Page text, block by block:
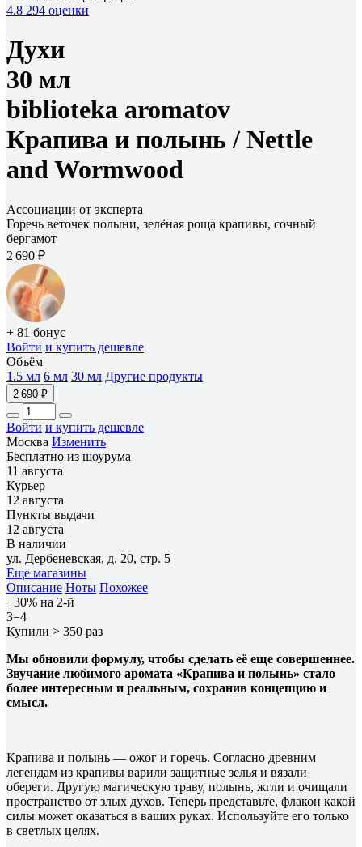
4.8 294 оценки
Духи
30 мл
biblioteka aromatov
Крапива и полынь / Nettle
and Wormwood
Ассоциации от эксперта
Горечь веточек полыни, зелёная роща крапивы, сочный
бергамот
2 690 ₽
+ 81 бонус
Войти и купить дешевле
Объём
1.5 мл 6 мл 30 мл Другие продукты
2 690 ₽
Войти и купить дешевле
Москва Изменить
Бесплатно из шоурума
11 августа
Курьер
12 августа
Пункты выдачи
12 августа
В наличии
ул. Дербеневская, д. 20, стр. 5
Еще магазины
Описание Ноты Похожее
−30% на 2-й
3=4
Купили > 350 раз
Мы обновили формулу, чтобы сделать её еще совершеннее.
Звучание любимого аромата «Крапива и полынь» стало
более интересным и реальным, сохранив концепцию и
смысл.
Крапива и полынь — ожог и горечь. Согласно древним
легендам из крапивы варили защитные зелья и вязали
обереги. Другую магическую траву, полынь, жгли и очищали
пространство от злых духов. Теперь представьте, флакон какой
силы может оказаться в ваших руках. Используйте его только
в светлых целях.